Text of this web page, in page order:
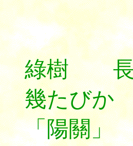
綠樹 長
幾たび
「陽關